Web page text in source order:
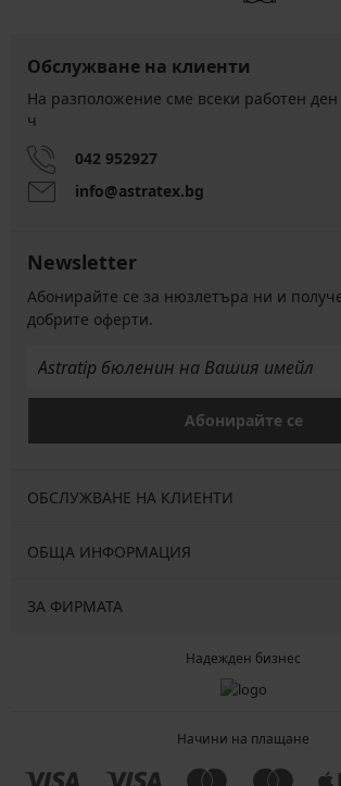
Обслужване на клиенти
На разположение сме всеки работен ден
ч
042 952927
info@astratex.bg
Newsletter
Абонирайте се за нюзлетъра ни и
добрите оферти.
Абонирайте се
ОБСЛУЖВАНЕ НА КЛИЕНТИ
ОБЩА ИНФОРМАЦИЯ
ЗА ФИРМАТА
Надежден бизнес
Начини на плащане